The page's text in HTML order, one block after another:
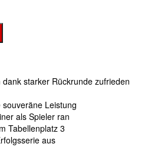
starker Rückrunde zufrieden
Leistung
als Spieler ran
Tabellenplatz 3
aus